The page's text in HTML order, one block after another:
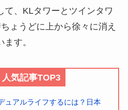
て、KLタワーとツインタワ
ょうどに上から徐々に消え
す。
人気記事TOP3
ュアルライフするには？日本